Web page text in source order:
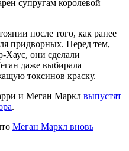
супругам королевой
после того, как ранее
придворных. Перед тем,
Хаус, они сделали
даже выбирала
токсинов краску.
и Меган Маркл выпустят
.
Меган Маркл вновь